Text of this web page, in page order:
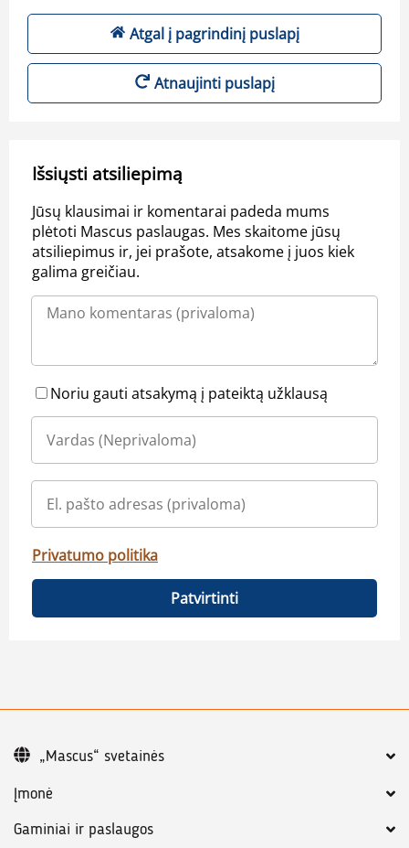
Atgal į pagrindinį puslapį
Atnaujinti puslapį
Išsiųsti atsiliepimą
Jūsų klausimai ir komentarai padeda mums
plėtoti Mascus paslaugas. Mes skaitome jūsų
atsiliepimus ir, jei prašote, atsakome į juos kiek
galima greičiau.
Noriu gauti atsakymą į pateiktą užklausą
Privatumo politika
Patvirtinti
Įmonė
Gaminiai ir paslaugos
„Mascus“ svetainės